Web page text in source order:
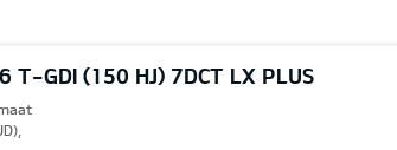
T-GDI (150 HJ) 7DCT LX PLUS